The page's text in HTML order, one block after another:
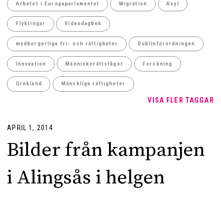
Arbetet i Europaparlamentet Migration Asyl
Flyktingar Videodagbok
medborgerliga fri- och rättigheter Dublinförordningen
Innovation Människorättsfågor Forskning
Grekland Mänskliga rättigheter
VISA FLER TAGGAR
APRIL 1, 2014
Bilder från kampanjen
i Alingsås i helgen